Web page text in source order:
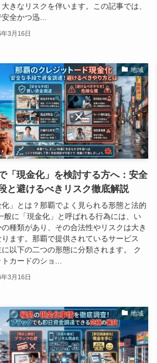
きなリスクを伴います。この記事では、
全かつ迅...
3月16日
地域
「現金化」を検討する方へ：安全
と避けるべきリスク徹底解説
化」とは？那覇でよく見られる形態と法的
般に「現金化」と呼ばれる行為には、い
の種類があり、その合法性やリスクは大き
ります。那覇で提供されているサービス
に以下の二つの形態に分類されます。 ク
トカードのショ...
3月16日
地域